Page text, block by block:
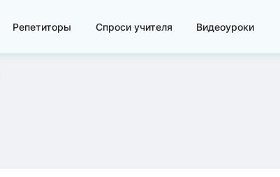
Репетиторы Спроси учителя Видеоуроки